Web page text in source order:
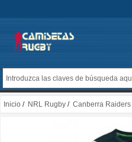
Inicio / NRL Rugby / Canberra Raiders